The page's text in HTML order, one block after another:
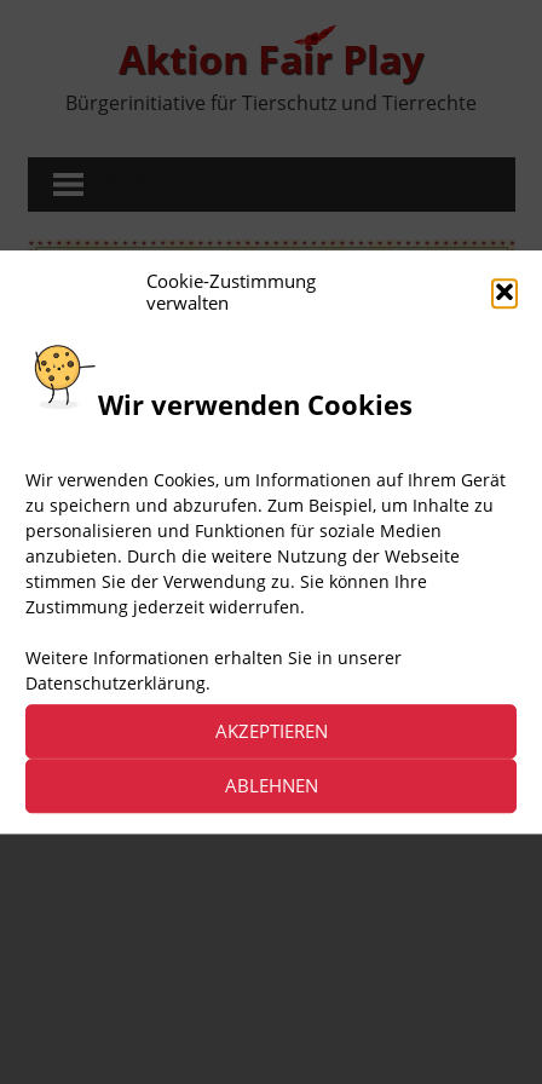
Cookie-Zustimmung
verwalten
Wir verwenden Cookies
Wir verwenden Cookies, um Informationen auf Ihrem Gerät
zu speichern und abzurufen. Zum Beispiel, um Inhalte zu
personalisieren und Funktionen für soziale Medien
anzubieten. Durch die weitere Nutzung der Webseite
stimmen Sie der Verwendung zu. Sie können Ihre
Zustimmung jederzeit widerrufen.
Weitere Informationen erhalten Sie in unserer
Datenschutzerklärung.
AKZEPTIEREN
ABLEHNEN
Aktion Fair Play
Bürgerinitiative für Tierschutz und Tierrechte
Impressum I Datenschutz LOGIN